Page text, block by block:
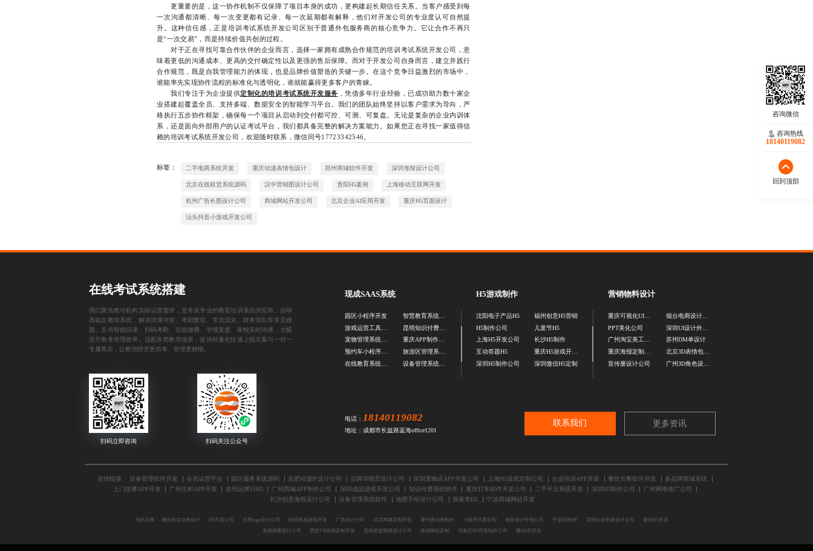
更重要的是，这一协作机制不仅保障了项目本身的成功，更构建起长期信任关系。当客户感受到每
一次沟通都清晰、每一次变更都有记录、每一次延期都有解释，他们对开发公司的专业度认可自然提
升。这种信任感，正是培训考试系统开发公司区别于普通外包服务商的核心竞争力。它让合作不再只
是“一次交易”，而是持续价值共创的过程。
对于正在寻找可靠合作伙伴的企业而言，选择一家拥有成熟合作规范的培训考试系统开发公司，意
味着更低的沟通成本、更高的交付确定性以及更强的售后保障。而对于开发公司自身而言，建立并践行
合作规范，既是自我管理能力的体现，也是品牌价值塑造的关键一步。在这个竞争日益激烈的市场中，
谁能率先实现协作流程的标准化与透明化，谁就能赢得更多客户的青睐。
我们专注于为企业提供定制化的培训考试系统开发服务 ，凭借多年行业经验，已成功助力数十家企
业搭建起覆盖全员、支持多端、数据安全的智能学习平台。我们的团队始终坚持以客户需求为导向，严
格执行五步协作框架，确保每一个项目从启动到交付都可控、可测、可复盘。无论是复杂的企业内训体
系，还是面向外部用户的认证考试平台，我们都具备完整的解决方案能力。如果您正在寻找一家值得信
赖的培训考试系统开发公司，欢迎随时联系，微信同号17723342546。
标签： 二手电商系统开发 重庆动漫表情包设计 郑州商城软件开发 深圳海报设计公司
北京在线租赁系统源码 汉中营销图设计公司 贵阳H5案例 上海移动互联网开发
杭州广告长图设计公司 商城网站开发公司 北京企业AI应用开发 重庆H5页面设计
汕头抖音小游戏开发公司
在线考试系统搭建
我们聚焦教培机构实际运营需求，是务实专业的教育培训系统供应商。自研
高稳定教培系统，解决排课冲突、考勤繁琐、学员流失、财务混乱等常见难
题。支持智能排课、扫码考勤、在线缴费、学情复盘、家校实时沟通，大幅
提升教务管理效率。适配各类教培场景，提供轻量化快速上线方案与一对一
专属售后，让教培经营更简单、管理更精细。
现成SAAS系统
园区小程序开发
游戏运营工具开发
宠物管理系统开发
预约车小程序源码
在线教育系统开发
重庆APP制作公司
H5游戏制作
沈阳电子产品H5
H5制作公司
上海H5开发公司
互动答题H5
深圳H5制作公司
福州创意H5营销
儿童节H5
长沙H5制作
深圳微信H5定制
营销物料设计
重庆可视化UI设计公司
PPT美化公司
广州淘宝美工设计
宣传册设计公司
烟台电商设计公司
深圳UI设计外包公司
苏州DM单设计
广州3D角色设计公司
电话： 18140119082
地址：成都市长益路蓝海office1201
联系我们 更多资讯
友情链接： 设备管理软件开发 会员运营平台 园区服务系统源码 合肥动漫IP设计公司 品牌详情页设计公司 深圳宠物店APP开发公司 上海H5游戏定制公司 企业培训APP开发 餐饮点餐软件开发
多品牌商城系统
上门按摩APP开发
广州生鲜APP开发 泉州品牌日H5 广州商城APP制作公司 深圳成品游戏开发公司 知识付费系统软件 重庆打车软件开发公司 二手平台系统开发 深圳H5制作公司
广州网络推广公司
长沙创意海报设计公司
设备管理系统软件 地图手绘设计公司 探索类H5 宁波商城网站开发
地区合集： 微信推文动效设计 H5开发公司 合肥logo设计公司 拍照体感游戏开发 广告设计公司 武汉商城定制开发 课件微动画制作 小程序开发定制 南昌设计外包公司 宁波H5制作 昆明企业形象设计公司
微信H5开发
高端画册设计公司
西安VR游戏定制开发 昆明竖版海报设计公司 高端网站定制 石家庄H5开发制作公司 微信H5开发
咨询热线
18140119082
回到顶部